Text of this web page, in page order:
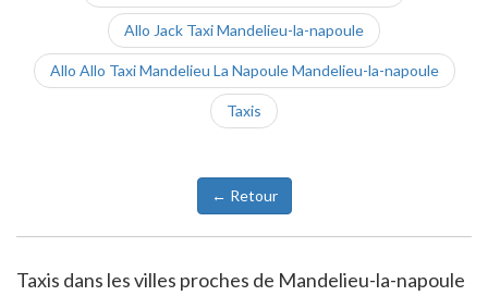
Allo Jack Taxi Mandelieu-la-napoule
Allo Allo Taxi Mandelieu La Napoule Mandelieu-la-napoule
Taxis
← Retour
Taxis dans les villes proches de Mandelieu-la-napoule